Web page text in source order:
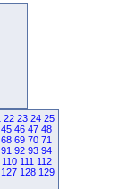
22 23 24 25
45 46 47 48
68 69 70 71
91 92 93 94
110 111 112
127 128 129